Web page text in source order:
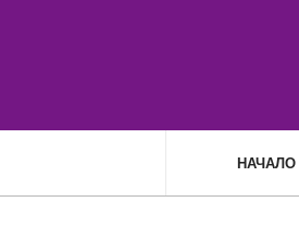
НАЧАЛО